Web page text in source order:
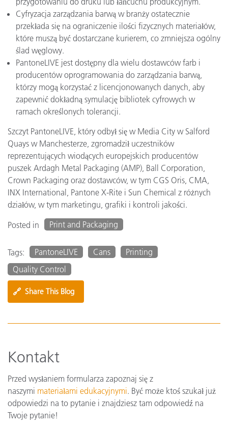
Cyfryzacja zarządzania barwą w branży ostatecznie
przekłada się na ograniczenie ilości fizycznych materiałów,
które muszą być dostarczane kurierem, co zmniejsza ogólny
ślad węglowy.
PantoneLIVE jest dostępny dla wielu dostawców farb i
producentów oprogramowania do zarządzania barwą,
którzy mogą korzystać z licencjonowanych danych, aby
zapewnić dokładną symulację bibliotek cyfrowych w
ramach określonych tolerancji.
Szczyt PantoneLIVE, który odbył się w Media City w Salford
Quays w Manchesterze, zgromadził uczestników
reprezentujących wiodących europejskich producentów
puszek Ardagh Metal Packaging (AMP), Ball Corporation,
Crown Packaging oraz dostawców, w tym CGS Oris, CMA,
INX International, Pantone X-Rite i Sun Chemical z różnych
działów, w tym marketingu, grafiki i kontroli jakości.
Posted in
Print and Packaging
Tags: PantoneLIVE Cans
Printing
Quality Control
🔗 Share This Blog
Kontakt
Przed wysłaniem formularza zapoznaj się z
naszymi materiałami edukacyjnymi. Być może ktoś szukał już
odpowiedzi na to pytanie i znajdziesz tam odpowiedź na
Twoje pytanie!